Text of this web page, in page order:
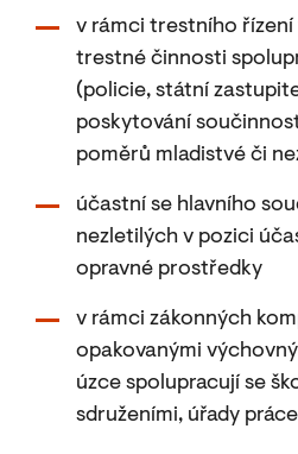
v rámci trestního
trestné činnosti
(policie, státní
poskytování
poměrů mladistvé či
účastní se hlavního
nezletilých v pozici
opravné prostředky
v rámci zákonných
opakovanými
úzce spolupracují se
sdruženími, úřady